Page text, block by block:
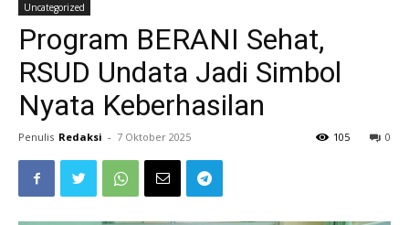
Uncategorized
Program BERANI Sehat,
RSUD Undata Jadi Simbol
Nyata Keberhasilan
Penulis Redaksi - 7 Oktober 2025 0
105